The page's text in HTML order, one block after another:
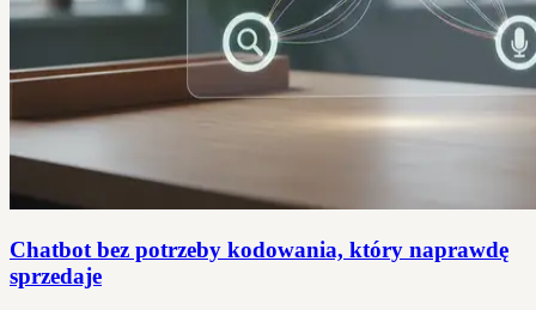
Chatbot bez potrzeby kodowania, który naprawdę
sprzedaje